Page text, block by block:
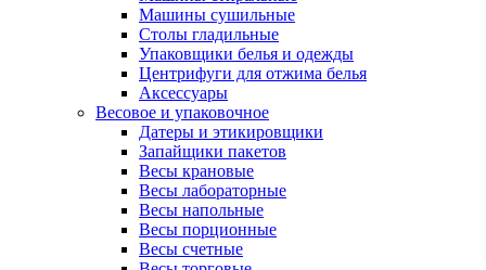
Машины сушильные
Столы гладильные
Упаковщики белья и одежды
Центрифуги для отжима белья
Аксессуары
Весовое и упаковочное
Датеры и этикировщики
Запайщики пакетов
Весы крановые
Весы лабораторные
Весы напольные
Весы порционные
Весы счетные